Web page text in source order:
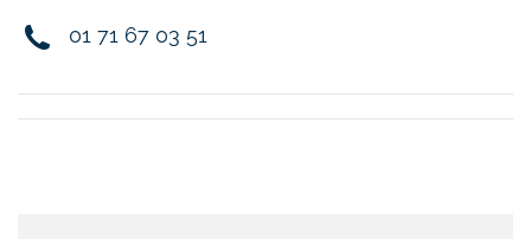
01 71 67 03 51